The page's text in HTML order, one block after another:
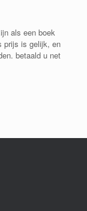
als een boek
prijs is gelijk, en
betaald u net